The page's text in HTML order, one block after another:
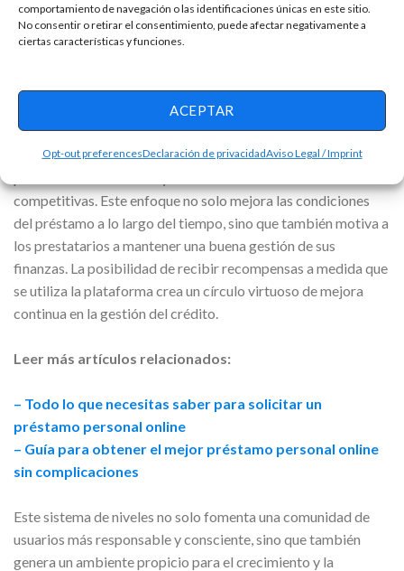
comportamiento de navegación o las identificaciones únicas en este sitio.
No consentir o retirar el consentimiento, puede afectar negativamente a
ciertas características y funciones.
ACEPTAR
Opt-out preferencesDeclaración de privacidadAviso Legal / Imprint
Una de las propuestas más innovadoras de Credilikeme es su
metodología de niveles, que no solo ofrece mayor
comportamiento financiero.
A medida que los usuarios avanzan en los niveles
establecidos, tienen la oportunidad de acceder a montos de
competitivas. Este enfoque no solo mejora las condiciones
del préstamo a lo largo del tiempo, sino que también motiva a
los prestatarios a mantener una buena gestión de sus
finanzas. La posibilidad de recibir recompensas a medida que
se utiliza la plataforma crea un círculo virtuoso de mejora
continua en la gestión del crédito.
Leer más artículos relacionados:
– Todo lo que necesitas saber para solicitar un
préstamo personal online
– Guía para obtener el mejor préstamo personal online
sin complicaciones
Este sistema de niveles no solo fomenta una comunidad de
usuarios más responsable y consciente, sino que también
genera un ambiente propicio para el crecimiento y la